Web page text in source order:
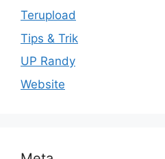
Terupload
Tips & Trik
UP Randy
Website